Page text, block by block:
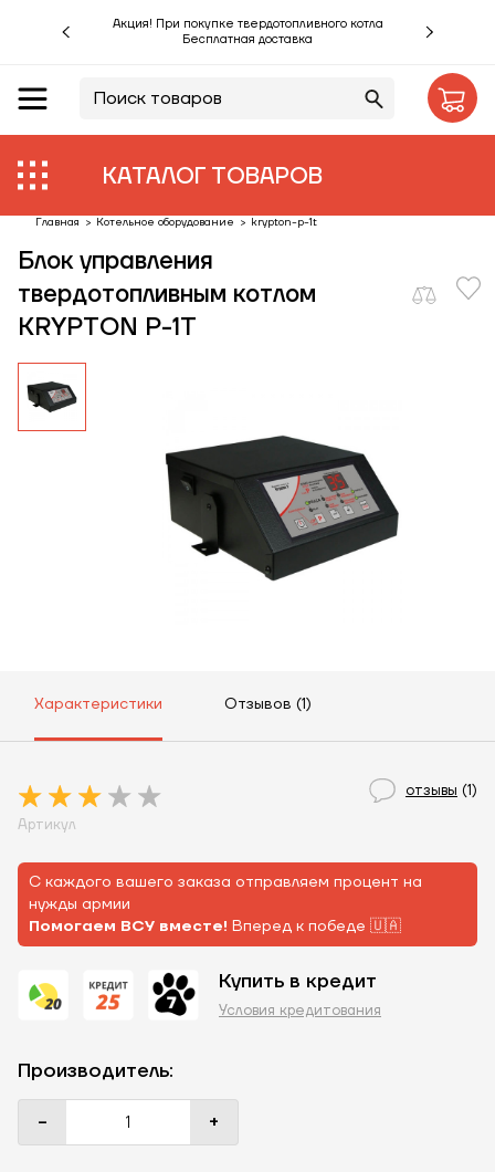
Акция! При покупке твердотопливного котла
Бесплатная доставка
КАТАЛОГ ТОВАРОВ
Акции %
Производители
Объекты
Монтаж
Клиентам
Статьи
Контакты
Главная > Котельное оборудование > krypton-p-1t
Блок управления
твердотопливным котлом
KRYPTON P-1T
Характеристики Отзывов (1)
отзывы (1)
Артикул
С каждого вашего заказа отправляем процент на
нужды армии
Помогаем ВСУ вместе! Вперед к победе 🇺🇦
Купить в кредит
Условия кредитования
Производитель:
-
+